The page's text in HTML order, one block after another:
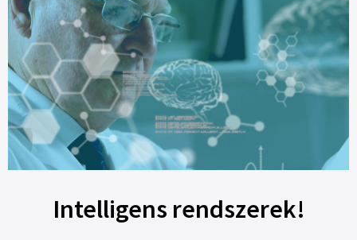
Intelligens rendszerek!